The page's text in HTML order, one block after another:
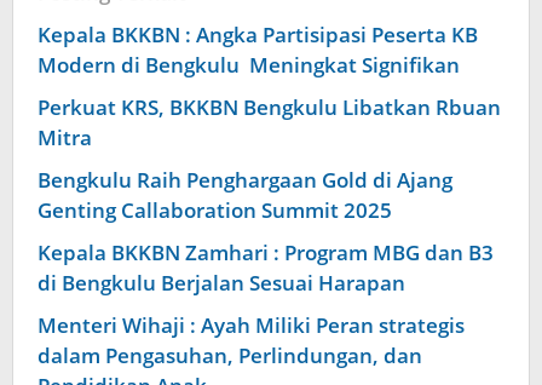
Kepala BKKBN : Angka Partisipasi Peserta KB
Modern di Bengkulu Meningkat Signifikan
Perkuat KRS, BKKBN Bengkulu Libatkan Rbuan
Mitra
Bengkulu Raih Penghargaan Gold di Ajang
Genting Callaboration Summit 2025
Kepala BKKBN Zamhari : Program MBG dan B3
di Bengkulu Berjalan Sesuai Harapan
Menteri Wihaji : Ayah Miliki Peran strategis
dalam Pengasuhan, Perlindungan, dan